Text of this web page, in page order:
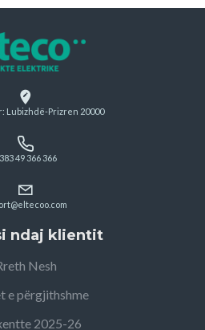
Lubizhdë-Prizren 20000
49 366 366
ndaj klientit
Nesh
e përgjithshme
2025-26